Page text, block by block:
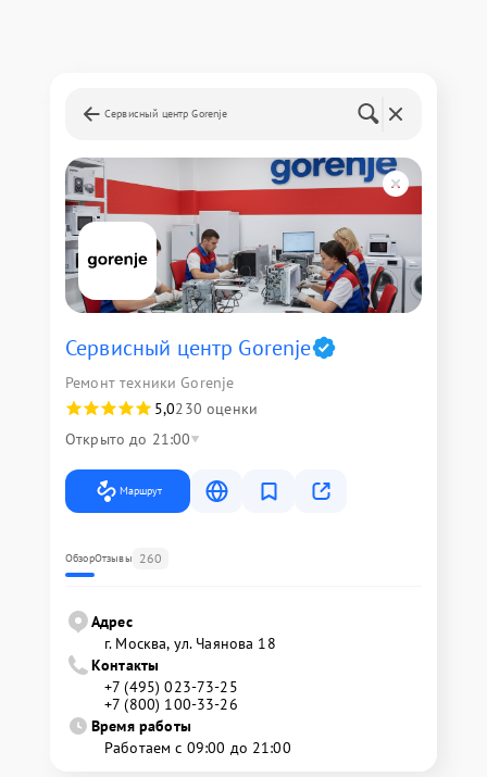
Сервисный центр Gorenje
Сервисный центр Gorenje
Ремонт техники Gorenje
5,0230 оценки
Открыто до 21:00
Маршрут
ОбзорОтзывы 260
Адрес
г. Москва, ул. Чаянова 18
Контакты
+7 (495) 023-73-25
+7 (800) 100-33-26
Время работы
Работаем с 09:00 до 21:00